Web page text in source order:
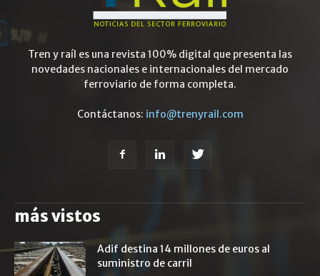
Tren y raíl es una revista 100% digital que presenta las
novedades nacionales e internacionales del mercado
ferroviario de forma completa.
Contáctanos: info@trenyrail.com
más vistos
Adif destina 14 millones de euros al
suministro de carril